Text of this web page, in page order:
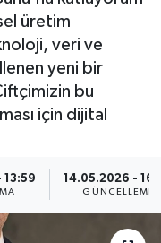
üretim
veri ve
yeni bir
bu
için dijital
13:59 14.05.2026 -
GÜNCELLEME